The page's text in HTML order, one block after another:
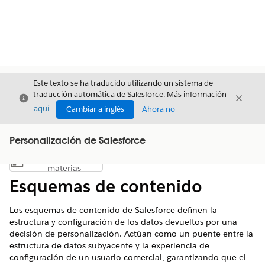
Cerrar
Este texto se ha traducido utilizando un sistema de
traducción automática de Salesforce. Más información
aquí. Cambiar a inglés Ahora no
Cerrar
Personalización de Salesforce
Mostrar índice de materias
materias
Esquemas de contenido
Los esquemas de contenido de Salesforce definen la
estructura y configuración de los datos devueltos por una
decisión de personalización. Actúan como un puente entre la
estructura de datos subyacente y la experiencia de
configuración de un usuario comercial, garantizando que el